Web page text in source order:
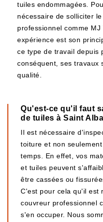
tuiles endommagées.
nécessaire de solliciter
professionnel comme
expérience est son
ce type de travail depuis
conséquent, ses travaux
qualité.
Qu'est-ce qu'il faut
de tuiles à Saint
Il est nécessaire
toiture et non
temps. En effet, vos
et tuiles peuvent
être cassées ou
C'est pour cela qu'il est
couvreur professionnel
s'en occuper. Nous